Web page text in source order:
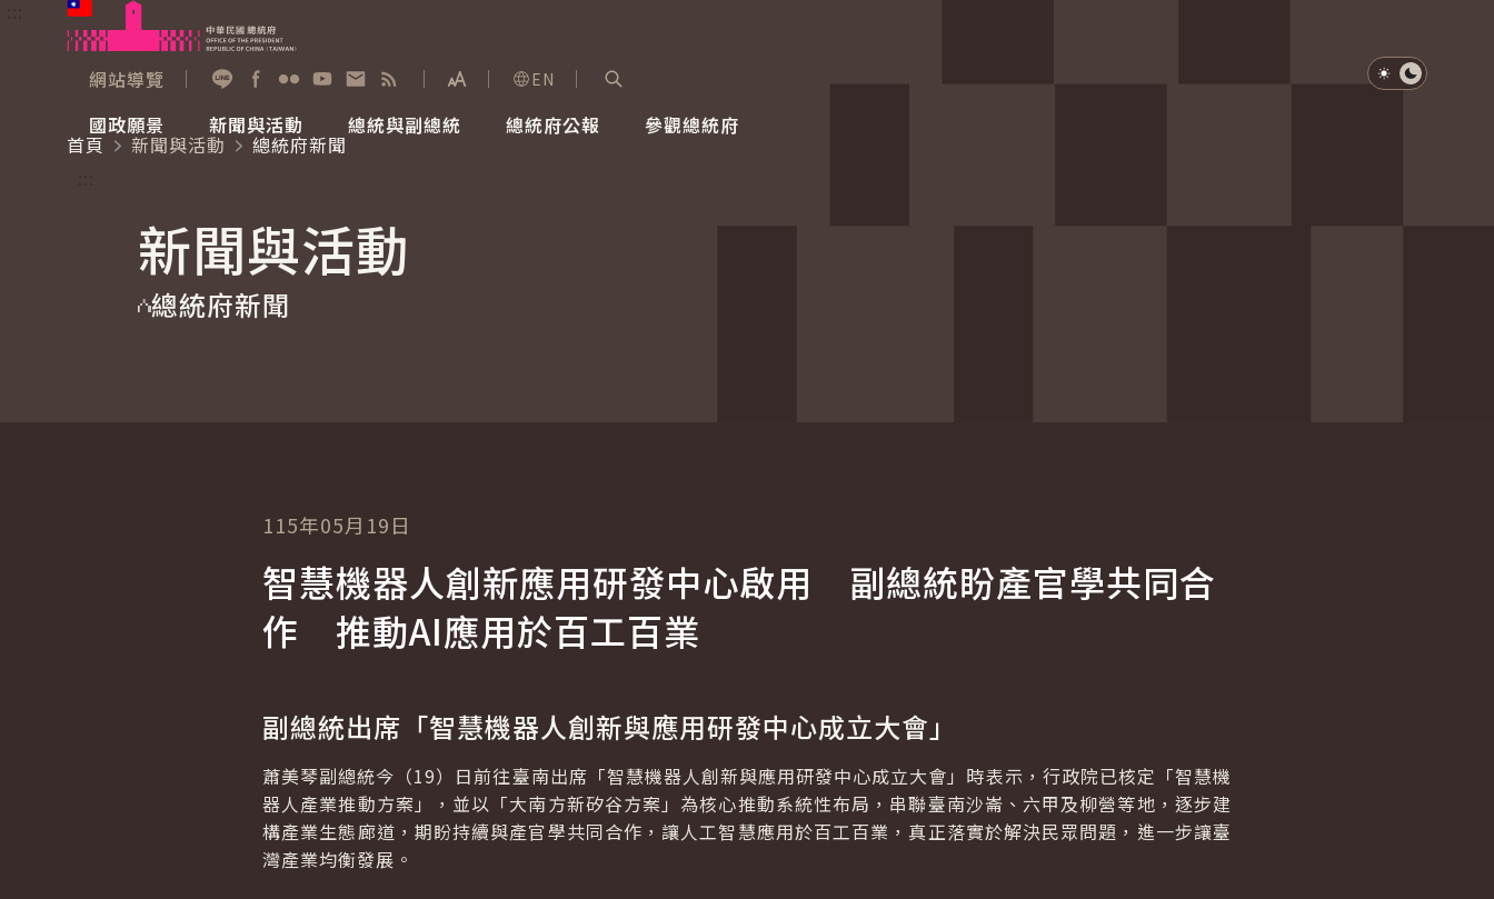
跳到主要內容
網站導覽
展開字級選單
EN
國政願景
國家氣候變遷對策委員會
重要談話
新聞與活動
總統府新聞
影音頻道
總統與副總統
賴清德總統
總統府公報 參觀總統府
參觀資訊
淺色模式
深色模式
首頁
新聞與活動
總統府新聞
新聞與活動
總統府新聞
115年05月19日
智慧機器人創新應用研發中心啟用 副總統盼產官學共同合
作 推動AI應用於百工百業
副總統出席「智慧機器人創新與應用研發中心成立大會」
蕭美琴副總統今（19）日前往臺南出席「智慧機器人創新與應用研發中心成立大會」時表示，行政院已核定「智慧機
器人產業推動方案」，並以「大南方新矽谷方案」為核心推動系統性布局，串聯臺南沙崙、六甲及柳營等地，逐步建
構產業生態廊道，期盼持續與產官學共同合作，讓人工智慧應用於百工百業，真正落實於解決民眾問題，進一步讓臺
灣產業均衡發展。